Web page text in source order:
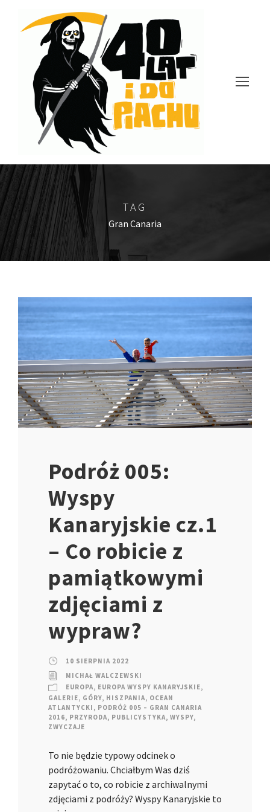
TAG
Gran Canaria
Podróż 005:
Wyspy
Kanaryjskie cz.1
– Co robicie z
pamiątkowymi
zdjęciami z
wypraw?
10 SIERPNIA 2022
MICHAŁ WALCZEWSKI
EUROPA, EUROPA WYSPY KANARYJSKIE,
GALERIE, GÓRY, HISZPANIA, OCEAN
ATLANTYCKI , PODRÓŻ 005 – GRAN CANARIA
2016, PRZYRODA, PUBLICYSTYKA, WYSPY,
ZWYCZAJE
To nie będzie typowy odcinek o
podróżowaniu. Chciałbym Was dziś
zapytać o to, co robicie z archiwalnymi
zdjęciami z podróży? Wyspy Kanaryjskie to